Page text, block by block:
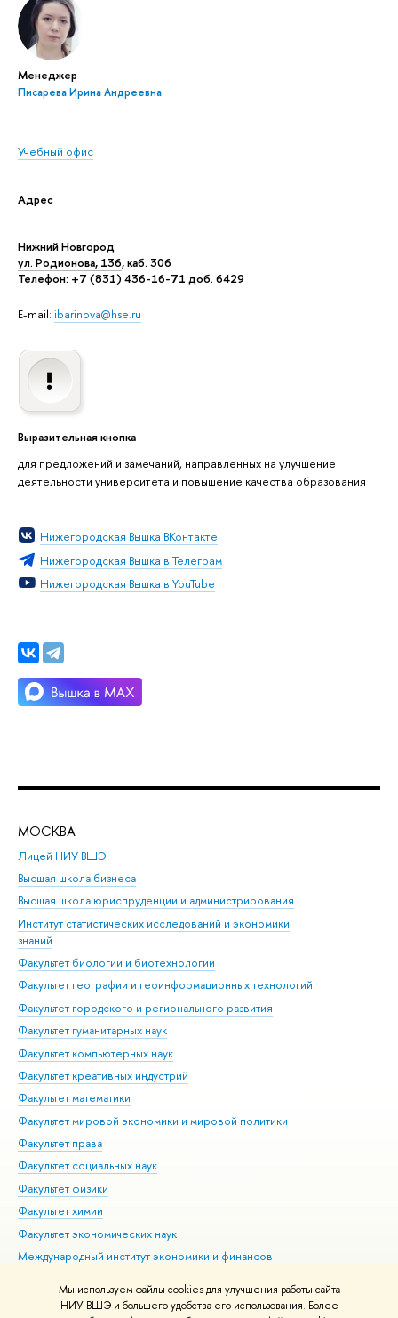
Мы используем файлы cookies для улучшения работы сайта
НИУ ВШЭ и большего удобства его использования. Более
Менеджер
Писарева Ирина Андреевна
Учебный офис
Адрес
Нижний Новгород
ул. Родионова, 136, каб. 306
Телефон: +7 (831) 436-16-71 доб. 6429
E-mail: ibarinova@hse.ru
Выразительная кнопка
для предложений и замечаний, направленных на улучшение
деятельности университета и повышение качества образования
Нижегородская Вышка ВКонтакте
Нижегородская Вышка в Телеграм
Нижегородская Вышка в YouTube
МОСКВА
Лицей НИУ ВШЭ
Высшая школа бизнеса
Высшая школа юриспруденции и администрирования
Институт статистических исследований и экономики
знаний
Факультет биологии и биотехнологии
Факультет географии и геоинформационных технологий
Факультет городского и регионального развития
Факультет гуманитарных наук
Факультет компьютерных наук
Факультет креативных индустрий
Факультет математики
Факультет мировой экономики и мировой политики
Факультет права
Факультет социальных наук
Факультет физики
Факультет химии
Факультет экономических наук
Международный институт экономики и финансов
Тихонова